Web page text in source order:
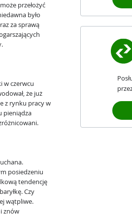
przełożyć
było
za sprawą
w czerwcu
że już
z rynku pracy w
pieniądza
posiedzeniu
tendencję
Czy
wątpliwe.
znów